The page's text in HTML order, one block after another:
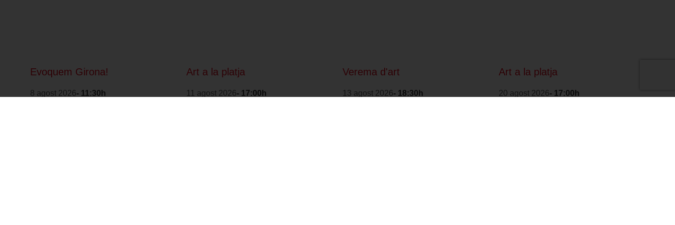
Evoquem Girona!
8 agost 2026- 11:30h
Art a la platja
11 agost 2026- 17:00h
Verema d'art
13 agost 2026- 18:30h
Art a la platja
20 agost 2026- 17:00h